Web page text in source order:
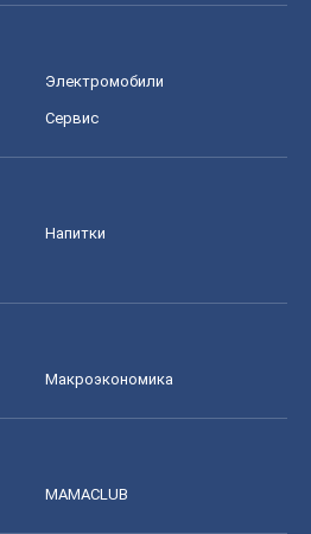
Электромобили
Сервис
Напитки
Mакроэкономика
MAMACLUB